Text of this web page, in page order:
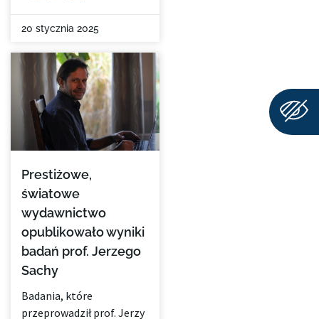
20 stycznia 2025
Prestiżowe,
światowe
wydawnictwo
opublikowało wyniki
badań prof. Jerzego
Sachy
Badania, które
przeprowadził prof. Jerzy